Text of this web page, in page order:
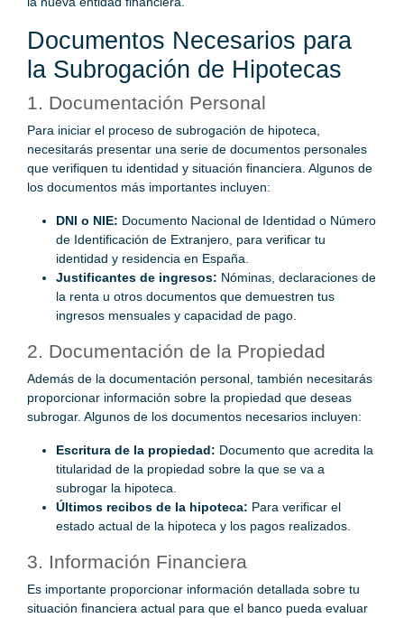
Documentos Necesarios para
la Subrogación de Hipotecas
1. Documentación Personal
Para iniciar el proceso de subrogación de hipoteca,
necesitarás presentar una serie de documentos personales
que verifiquen tu identidad y situación financiera. Algunos de
los documentos más importantes incluyen:
DNI o NIE: Documento Nacional de Identidad o Número
de Identificación de Extranjero, para verificar tu
identidad y residencia en España.
Justificantes de ingresos: Nóminas, declaraciones de
la renta u otros documentos que demuestren tus
ingresos mensuales y capacidad de pago.
2. Documentación de la Propiedad
Además de la documentación personal, también necesitarás
proporcionar información sobre la propiedad que deseas
subrogar. Algunos de los documentos necesarios incluyen:
Escritura de la propiedad: Documento que acredita la
titularidad de la propiedad sobre la que se va a
subrogar la hipoteca.
Últimos recibos de la hipoteca: Para verificar el
estado actual de la hipoteca y los pagos realizados.
3. Información Financiera
Es importante proporcionar información detallada sobre tu
situación financiera actual para que el banco pueda evaluar